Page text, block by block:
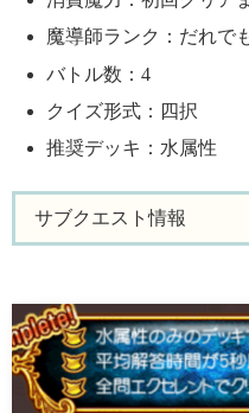
魔導師ランク：だれで
バトル数：4
クイズ形式：四択
推奨デッキ：水属性
サブクエスト情報